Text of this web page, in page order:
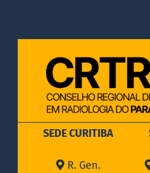
GALERIA DE FOTOS
FALE CONOSCO
SEDE CURITIBA
R. Gen.